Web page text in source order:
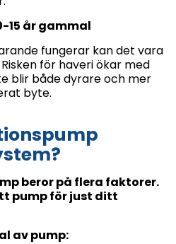
15 år gammal
fungerar kan det vara
för haveri ökar med
blir både dyrare och mer
byte.
beror på flera faktorer.
pump för just ditt
av pump: